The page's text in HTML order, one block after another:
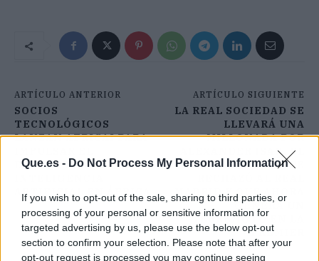
Que.es - Do Not Process My Personal Information
If you wish to opt-out of the sale, sharing to third parties, or
processing of your personal or sensitive information for
targeted advertising by us, please use the below opt-out
section to confirm your selection. Please note that after your
opt-out request is processed you may continue seeing
ARTÍCULO ANTERIOR
SOCIOS
TECNOLÓGICOS
LANZAN AFRICAI PARA
DESARROLLO DE LA
ARTIFICIAL EN ÁFRICA
ARTÍCULO SIGUIENTE
LA REAL SOCIEDAD SE
LLEVARÁ UNA
MILLONADA POR
ALEXANDER ISAK, EL
DELANTERO QUE
MADRID Y QUE AHORA
GENERA UN
TERREMOTO EN LA
PREMIER